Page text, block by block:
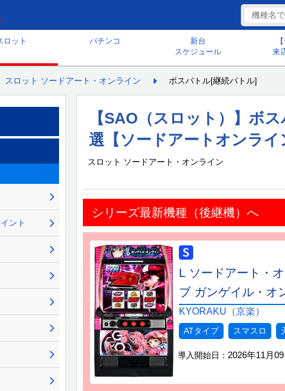
ロット パチンコ
新台
スケジュール
来
スロット ソードアート・オンライン ボスバトル[継続バトル]
【SAO（スロット）】ボ
選【ソードアートオンライ
スロット ソードアート・オンライン
シリーズ最新機種（後継機）へ
L ソードアート・
ブ ガンゲイル・オ
KYORAKU（京楽）
ATタイプ スマスロ
導入開始日： 2026年11月09
ント